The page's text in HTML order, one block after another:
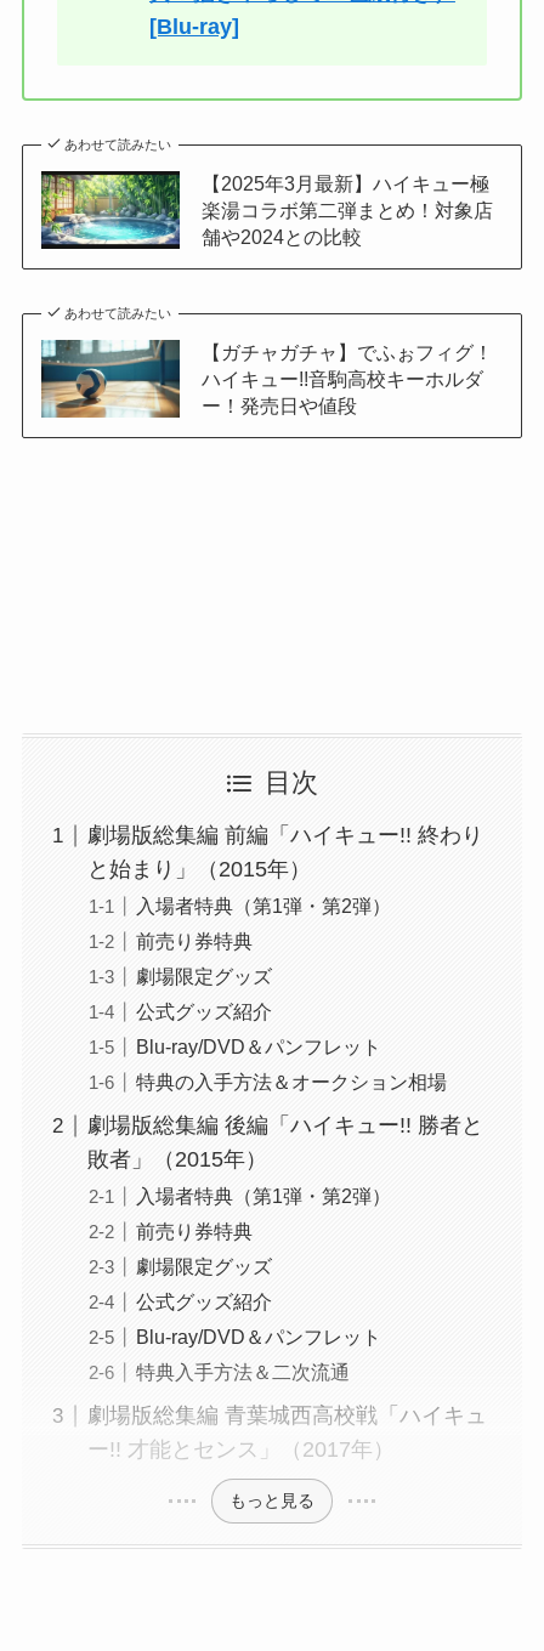
[Blu-ray]
あわせて読みたい
【2025年3月最新】ハイキュー極
楽湯コラボ第二弾まとめ！対象店
舗や2024との比較
あわせて読みたい
【ガチャガチャ】でふぉフィグ！
ハイキュー!!音駒高校キーホルダ
ー！発売日や値段
目次
劇場版総集編 前編「ハイキュー!! 終わり
と始まり」（2015年）
入場者特典（第1弾・第2弾）
前売り券特典
劇場限定グッズ
公式グッズ紹介
Blu-ray/DVD＆パンフレット
特典の入手方法＆オークション相場
劇場版総集編 後編「ハイキュー!! 勝者と
敗者」（2015年）
入場者特典（第1弾・第2弾）
前売り券特典
劇場限定グッズ
公式グッズ紹介
Blu-ray/DVD＆パンフレット
特典入手方法＆二次流通
劇場版総集編 青葉城西高校戦「ハイキュ
ー!! 才能とセンス」（2017年）
もっと見る